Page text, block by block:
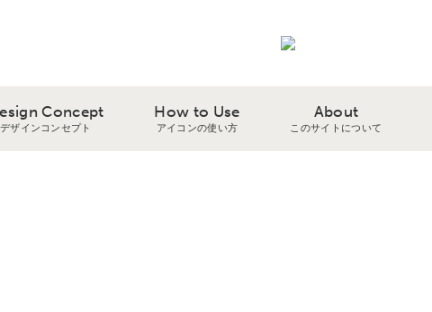
Concept
デザインコンセプト
How to Use
アイコンの使い方
About
このサイトについて